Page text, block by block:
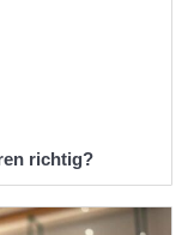
richtig?